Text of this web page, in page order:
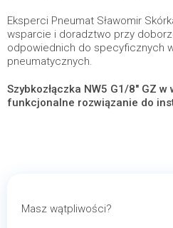
Eksperci Pneumat Sławomir
wsparcie i doradztwo przy
odpowiednich do specyficznych
pneumatycznych.
Szybkozłączka NW5 G1/8" GZ
funkcjonalne rozwiązanie do
Masz wątpliwości?